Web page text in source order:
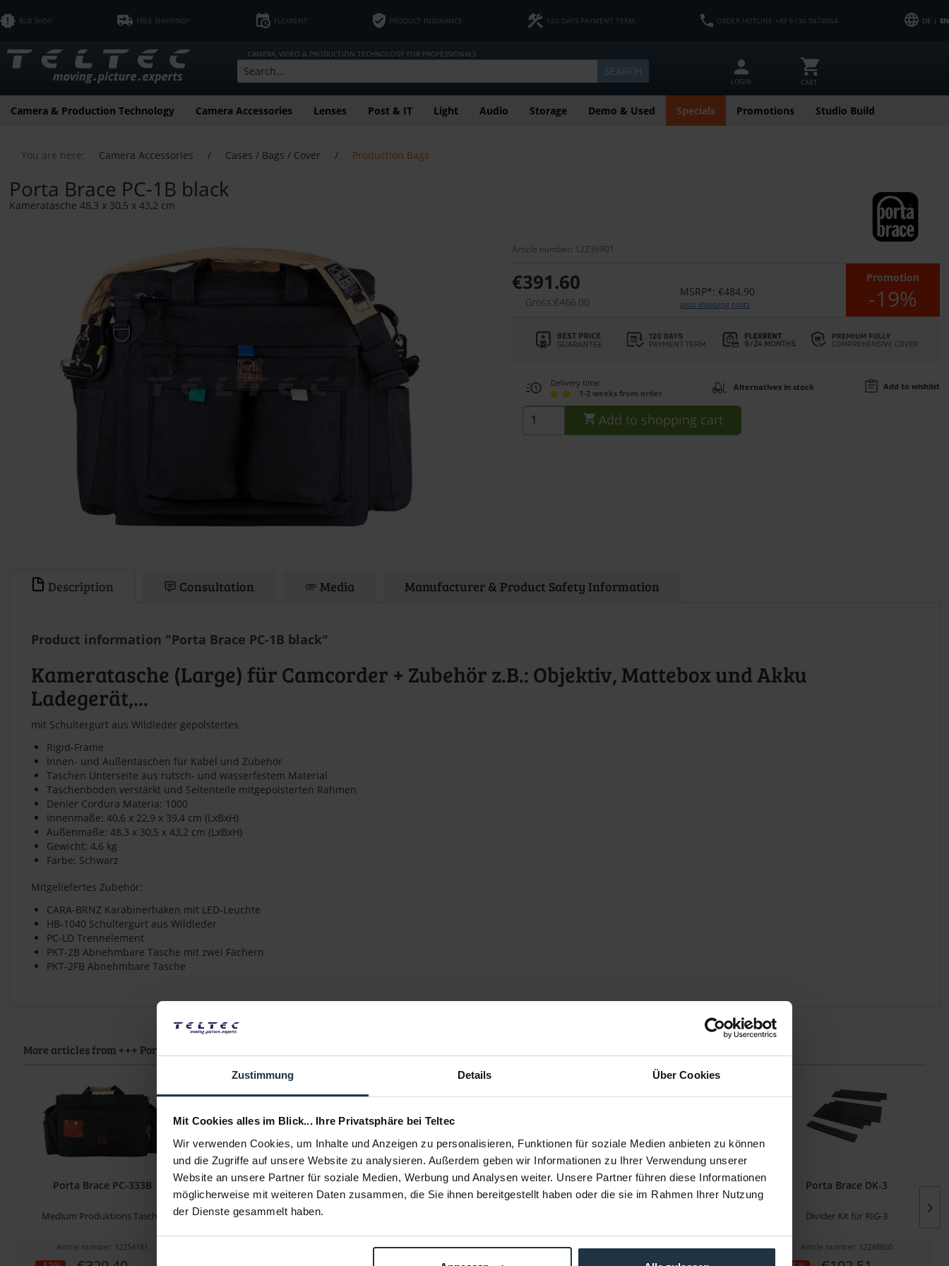
Zustimmung Details Über Cookies
Mit Cookies alles im Blick... Ihre Privatsphäre bei Teltec
Wir verwenden Cookies, um Inhalte und Anzeigen zu personalisieren, Funktionen für soziale Medien anbieten zu können
und die Zugriffe auf unsere Website zu analysieren. Außerdem geben wir Informationen zu Ihrer Verwendung unserer
Website an unsere Partner für soziale Medien, Werbung und Analysen weiter. Unsere Partner führen diese Informationen
möglicherweise mit weiteren Daten zusammen, die Sie ihnen bereitgestellt haben oder die sie im Rahmen Ihrer Nutzung
der Dienste gesammelt haben.
B2B SHOP FREE SHIPPING* FLEXRENT PRODUCT INSURANCE 120 DAYS PAYMENT TERM ORDER HOTLINE +49 6134 9474054 DE | EN
CAMERA, VIDEO & PRODUCTION TECHNOLOGY FOR PROFESSIONALS
SEARCH
LOGIN CART
Camera & Production Technology Camera Accessories Lenses Post & IT Light Audio Storage Demo & Used Specials Promotions Studio Build
You are here: Camera Accessories / Cases / Bags / Cover / Production Bags
Porta Brace PC-1B black
Kameratasche 48,3 x 30,5 x 43,2 cm
Article number: 12236901
€391.60
Gross:€466.00
MSRP*: €484.90
plus shipping costs
Promotion
-19%
Delivery time:
1-2 weeks from order
Alternatives in stock Add to wishlist
Add to shopping cart
Description Consultation Media Manufacturer & Product Safety Information
Product information "Porta Brace PC-1B black"
Kameratasche (Large) für Camcorder + Zubehör z.B.: Objektiv, Mattebox und Akku
Ladegerät,...
mit Schultergurt aus Wildleder gepolstertes
Rigid-Frame
Innen- und Außentaschen für Kabel und Zubehör
Taschen Unterseite aus rutsch- und wasserfestem Material
Taschenboden verstärkt und Seitenteile mitgepolsterten Rahmen
Denier Cordura Materia: 1000
Innenmaße: 40,6 x 22,9 x 39,4 cm (LxBxH)
Außenmaße: 48,3 x 30,5 x 43,2 cm (LxBxH)
Gewicht: 4,6 kg
Farbe: Schwarz
Mitgeliefertes Zubehör:
CARA-BRNZ Karabinerhaken mit LED-Leuchte
HB-1040 Schultergurt aus Wildleder
PC-LD Trennelement
PKT-2B Abnehmbare Tasche mit zwei Fächern
PKT-2FB Abnehmbare Tasche
More articles from +++ Porta Brace +++ look at
Porta Brace PC-333B
Medium Produktions Tasche
Article number: 12254181
Porta Brace DVO-2R
DV-Organizer, schwarz
Porta Brace PC-2
Article number: 12235877
Porta Brace CINEMA RONIN4DOR
Article number: 12301752
Porta Brace DK-3
Divider Kit für RIG-3
Article number: 12248850